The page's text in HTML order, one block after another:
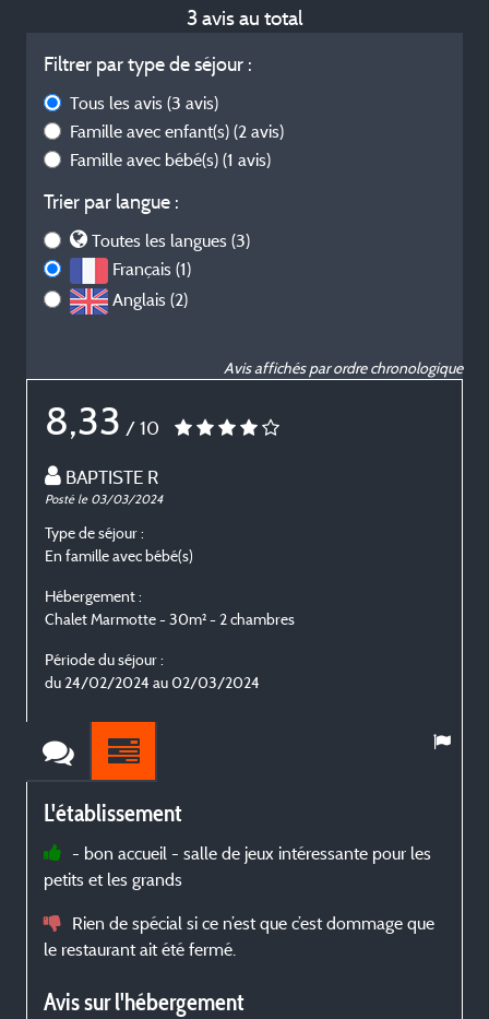
3 avis au total
Filtrer par type de séjour :
Tous les avis (3 avis)
Famille avec enfant(s) (2 avis)
Famille avec bébé(s) (1 avis)
Trier par langue :
Toutes les langues (3)
Français (1)
Anglais (2)
Avis affichés par ordre chronologique
8,33 / 10
BAPTISTE R
Posté le 03/03/2024
Type de séjour :
En famille avec bébé(s)
Hébergement :
Chalet Marmotte - 30m² - 2 chambres
Période du séjour :
du 24/02/2024 au 02/03/2024
L'établissement
- bon accueil - salle de jeux intéressante pour les
petits et les grands
Rien de spécial si ce n’est que c’est dommage que
le restaurant ait été fermé.
Avis sur l'hébergement